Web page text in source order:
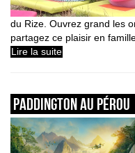
du Rize. Ouvrez grand les
partagez ce plaisir en
Lire la suite
PADDINGTON AU PÉROU